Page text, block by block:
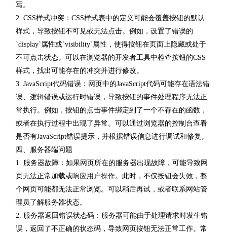
写。
2. CSS样式冲突：CSS样式表中的定义可能会覆盖按钮的默认
样式，导致按钮不可见或无法点击。例如，设置了错误的
`display`属性或`visibility`属性，使得按钮在页面上隐藏或处于
不可点击状态。可以在浏览器的开发者工具中检查按钮的CSS
样式，找出可能存在的冲突并进行修改。
3. JavaScript代码错误：网页中的JavaScript代码可能存在语法错
误、逻辑错误或运行时错误，导致按钮的事件处理程序无法正
常执行。例如，按钮的点击事件绑定到了一个不存在的函数，
或者在执行过程中出现了异常。可以通过浏览器的控制台查看
是否有JavaScript错误提示，并根据错误信息进行调试和修复。
四、服务器端问题
1. 服务器故障：如果网页所在的服务器出现故障，可能导致网
页无法正常加载或响应用户操作。此时，不仅按钮会失效，整
个网页可能都无法正常浏览。可以稍后再试，或者联系网站管
理员了解服务器状态。
2. 服务器返回错误状态码：服务器可能由于处理请求时发生错
误，返回了不正确的状态码，导致网页按钮无法正常工作。常